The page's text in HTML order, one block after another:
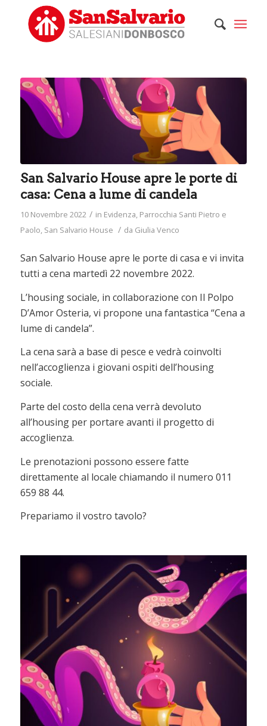
San Salvario House apre le porte di
casa: Cena a lume di candela
10 Novembre 2022 / in Evidenza, Parrocchia Santi Pietro e
Paolo, San Salvario House / da Giulia Venco
San Salvario House apre le porte di casa e vi invita
tutti a cena martedì 22 novembre 2022.
L’housing sociale, in collaborazione con Il Polpo
D’Amor Osteria, vi propone una fantastica “Cena a
lume di candela”.
La cena sarà a base di pesce e vedrà coinvolti
nell’accoglienza i giovani ospiti dell’housing
sociale.
Parte del costo della cena verrà devoluto
all’housing per portare avanti il progetto di
accoglienza.
Le prenotazioni possono essere fatte
direttamente al locale chiamando il numero 011
659 88 44.
Prepariamo il vostro tavolo?